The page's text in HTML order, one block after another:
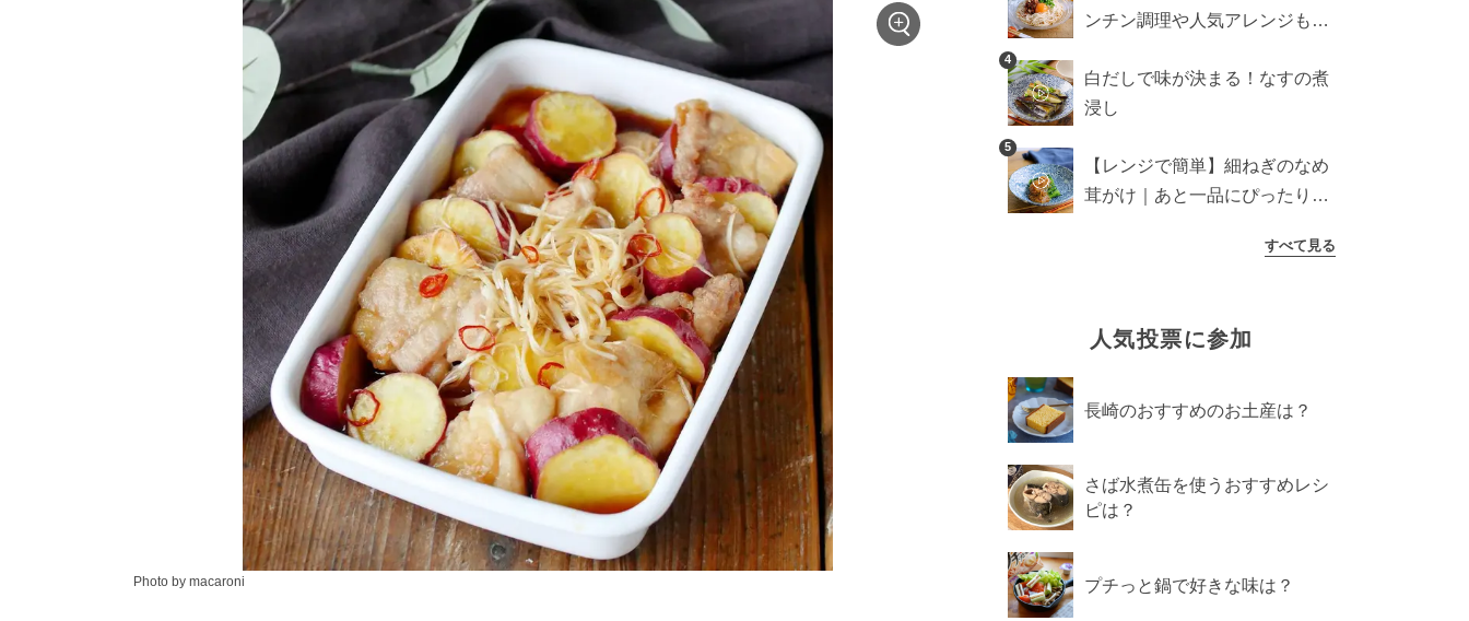
Photo by macaroni
ンチン調理や人気アレンジも紹
4
白だしで味が決まる！なすの煮
浸し
5
【レンジで簡単】細ねぎのなめ
茸がけ｜あと一品にぴったり副
すべて見る
人気投票に参加
長崎のおすすめのお土産は？
さば水煮缶を使うおすすめレシ
ピは？
プチっと鍋で好きな味は？